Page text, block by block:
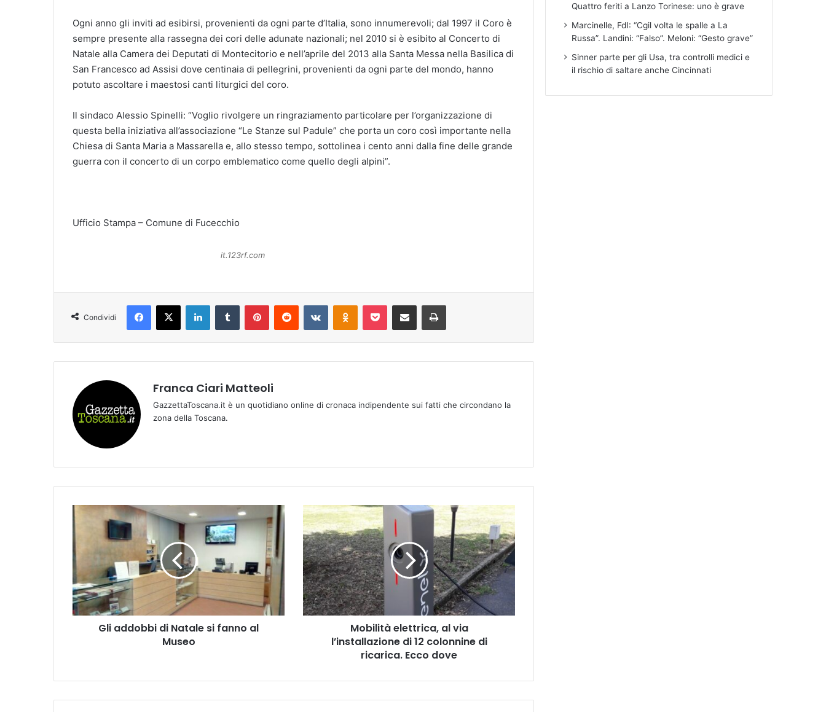
Ogni anno gli inviti ad esibirsi, provenienti da ogni parte d’Italia, sono innumerevoli; dal 1997 il Coro è
sempre presente alla rassegna dei cori delle adunate nazionali; nel 2010 si è esibito al Concerto di
Natale alla Camera dei Deputati di Montecitorio e nell’aprile del 2013 alla Santa Messa nella Basilica di
San Francesco ad Assisi dove centinaia di pellegrini, provenienti da ogni parte del mondo, hanno
potuto ascoltare i maestosi canti liturgici del coro.
Il sindaco Alessio Spinelli: “Voglio rivolgere un ringraziamento particolare per l’organizzazione di
questa bella iniziativa all’associazione “Le Stanze sul Padule” che porta un coro così importante nella
Chiesa di Santa Maria a Massarella e, allo stesso tempo, sottolinea i cento anni dalla fine delle grande
guerra con il concerto di un corpo emblematico come quello degli alpini”.
Ufficio Stampa – Comune di Fucecchio
it.123rf.com
Condividi
Franca Ciari Matteoli
GazzettaToscana.it è un quotidiano online di cronaca indipendente sui fatti che circondano la
zona della Toscana.
G
a
d
d
o
b
b
a
Gli addobbi di Natale si fanno al
Museo
M
o
b
i
l
i
t
à
e
r
Mobilità elettrica, al via
l’installazione di 12 colonnine di
ricarica. Ecco dove
Quattro feriti a Lanzo Torinese: uno è grave
Marcinelle, FdI: “Cgil volta le spalle a La
Russa”. Landini: “Falso”. Meloni: “Gesto grave”
Sinner parte per gli Usa, tra controlli medici e
il rischio di saltare anche Cincinnati